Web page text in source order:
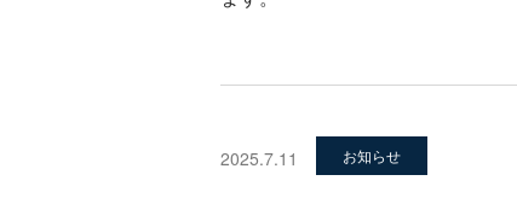
2025.7.11 お知らせ